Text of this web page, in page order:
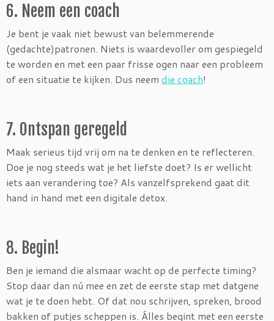
6. Neem een coach
Je bent je vaak niet bewust van belemmerende
(gedachte)patronen. Niets is waardevoller om gespiegeld
te worden en met een paar frisse ogen naar een probleem
of een situatie te kijken. Dus neem die coach!
7. Ontspan geregeld
Maak serieus tijd vrij om na te denken en te reflecteren.
Doe je nog steeds wat je het liefste doet? Is er wellicht
iets aan verandering toe? Als vanzelfsprekend gaat dit
hand in hand met een digitale detox.
8. Begin!
Ben je iemand die alsmaar wacht op de perfecte timing?
Stop daar dan nú mee en zet de eerste stap met datgene
wat je te doen hebt. Of dat nou schrijven, spreken, brood
bakken of putjes scheppen is. Álles begint met een eerste